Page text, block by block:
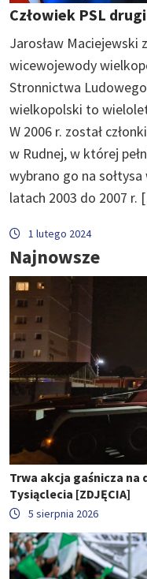
Człowiek PSL
Jarosław Maciejewski
wicewojewody
Stronnictwa
wielkopolski to
W 2006 r. został
w Rudnej, w której
wybrano go na
latach 2003 do 2007
1 lutego 2024
Najnowsze
Trwa akcja gaśnicza na
Tysiąclecia [ZDJĘCIA]
5 sierpnia 2026